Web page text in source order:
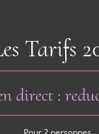
Tarifs
direct :